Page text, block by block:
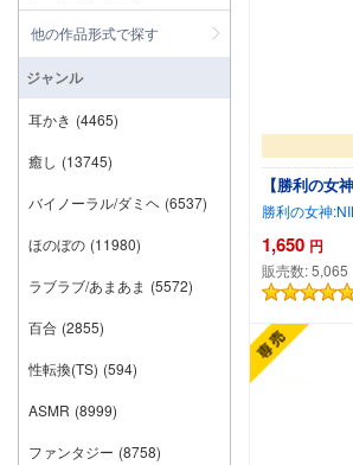
【勝利の女
勝利の女神
1,650 円
販売数:5,065
他の作品形式で探す
ジャンル
耳かき (4465)
癒し (13745)
バイノーラル/ダミヘ (6537)
ほのぼの (11980)
ラブラブ/あまあま (5572)
百合 (2855)
性転換(TS) (594)
ASMR (8999)
ファンタジー (8758)